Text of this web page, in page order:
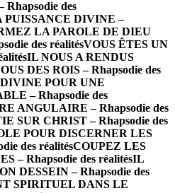
des
PUISSANCE DIVINE –
LA PAROLE DE DIEU
des réalitésVOUS ÊTES UN
IL NOUS A RENDUS
DES ROIS – Rhapsodie des
POUR UNE
– Rhapsodie des
ANGULAIRE – Rhapsodie des
SUR CHRIST – Rhapsodie des
POUR DISCERNER LES
des réalitésCOUPEZ LES
– Rhapsodie des réalitésIL
DESSEIN – Rhapsodie des
SPIRITUEL DANS LE